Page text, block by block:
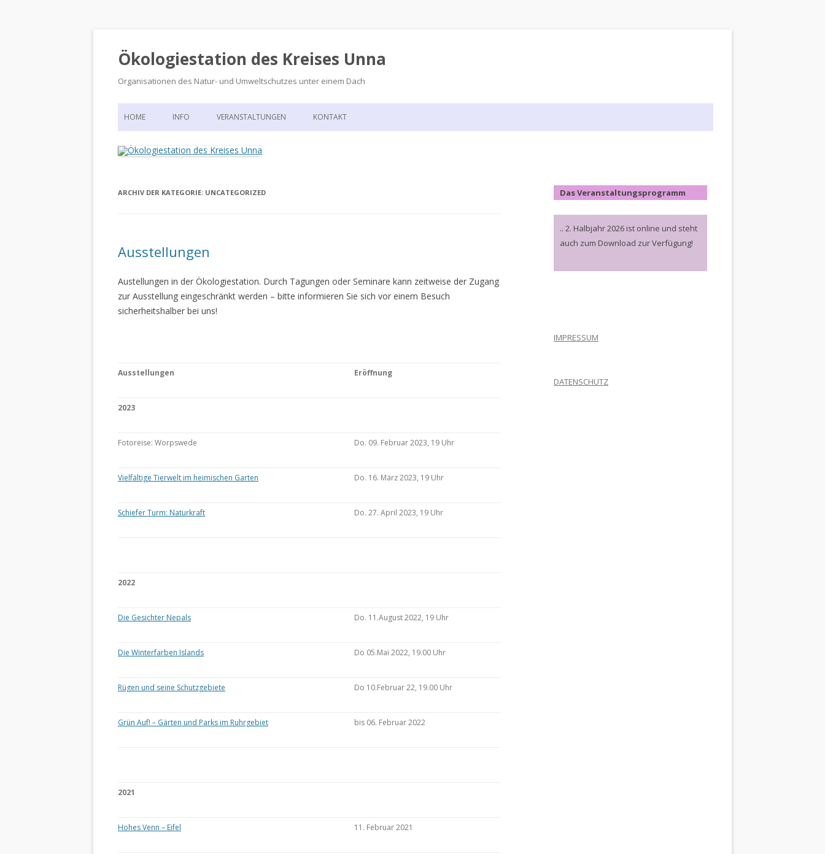
Ökologiestation des Kreises Unna
Organisationen des Natur- und Umweltschutzes unter einem Dach
Zum
HOME INFO VERANSTALTUNGEN KONTAKT
ARCHIV DER KATEGORIE: UNCATEGORIZED
Ausstellungen
Austellungen in der Ökologiestation. Durch Tagungen oder Seminare kann zeitweise der Zugang
zur Ausstellung eingeschränkt werden – bitte informieren Sie sich vor einem Besuch
sicherheitshalber bei uns!
Ausstellungen Eröffnung
2023
Fotoreise: Worpswede Do. 09. Februar 2023, 19 Uhr
Vielfältige Tierwelt im heimischen Garten Do. 16. März 2023, 19 Uhr
Schiefer Turm: Naturkraft Do. 27. April 2023, 19 Uhr
2022
Die Gesichter Nepals Do. 11.August 2022, 19 Uhr
Die Winterfarben Islands Do 05.Mai 2022, 19.00 Uhr
Rügen und seine Schutzgebiete Do 10.Februar 22, 19.00 Uhr
Grün Auf! – Gärten und Parks im Ruhrgebiet bis 06. Februar 2022
2021
Hohes Venn – Eifel 11. Februar 2021
Das Veranstaltungsprogramm
.. 2. Halbjahr 2026 ist online und steht
auch zum Download zur Verfügung!
IMPRESSUM
DATENSCHUTZ